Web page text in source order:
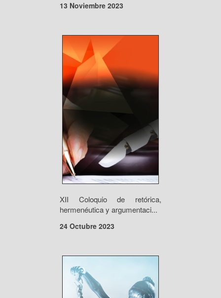
13 Noviembre 2023
XII Coloquio de retórica,
hermenéutica y argumentaci...
24 Octubre 2023